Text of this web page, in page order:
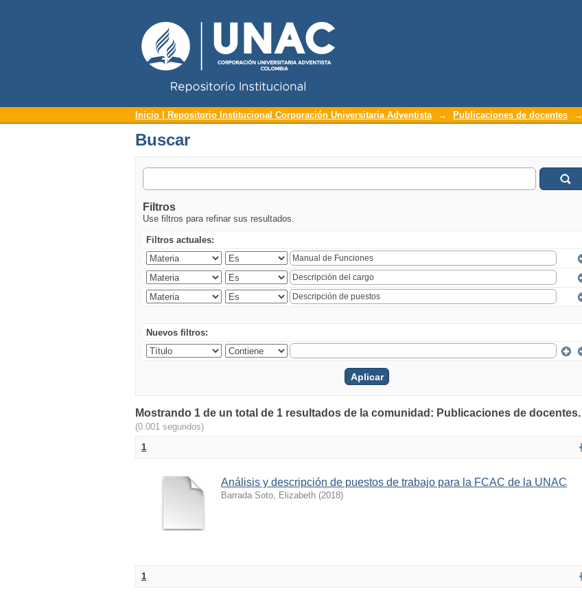
Buscar
Inicio | Repositorio Institucional Corporación Universitaria Adventista → Publicaciones de docentes →
Buscar
Filtros
Use filtros para refinar sus resultados.
Filtros actuales:
Nuevos filtros:
Mostrando 1 de un total de 1 resultados de la comunidad: Publicaciones de docentes.
(0.001 segundos)
1
Análisis y descripción de puestos de trabajo para la FCAC de la UNAC
Barrada Soto, Elizabeth (2018)
1